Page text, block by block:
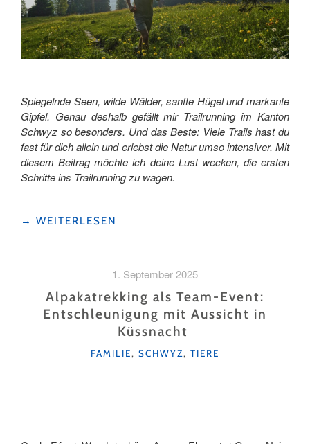
Spiegelnde Seen, wilde Wälder, sanfte Hügel und markante
Gipfel. Genau deshalb gefällt mir Trailrunning im Kanton
Schwyz so besonders. Und das Beste: Viele Trails hast du
fast für dich allein und erlebst die Natur umso intensiver. Mit
diesem Beitrag möchte ich deine Lust wecken, die ersten
Schritte ins Trailrunning zu wagen.
"EINSTIEG
SCHWYZ "
→ WEITERLESEN
1. September 2025
Alpakatrekking als Team-Event:
Entschleunigung mit Aussicht in
Küssnacht
KATEGORIEN
FAMILIE, SCHWYZ, TIERE